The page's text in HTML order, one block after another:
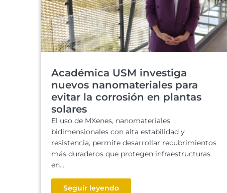
Académica USM investiga
nuevos nanomateriales para
evitar la corrosión en plantas
solares
El uso de MXenes, nanomateriales
bidimensionales con alta estabilidad y
resistencia, permite desarrollar recubrimientos
más duraderos que protegen infraestructuras
en...
Seguir leyendo